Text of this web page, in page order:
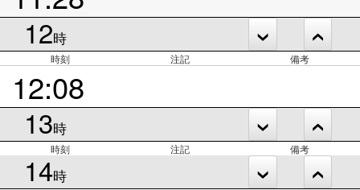
12時
時刻 注記 備考
12:08
13時
時刻 注記 備考
14時